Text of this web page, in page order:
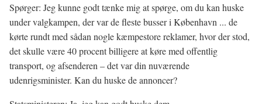
Spørger: Jeg kunne godt tænke mig at spørge, om du kan huske
under valgkampen, der var de fleste busser i København ... de
kørte rundt med sådan nogle kæmpestore reklamer, hvor der stod,
det skulle være 40 procent billigere at køre med offentlig
transport, og afsenderen – det var din nuværende
udenrigsminister. Kan du huske de annoncer?